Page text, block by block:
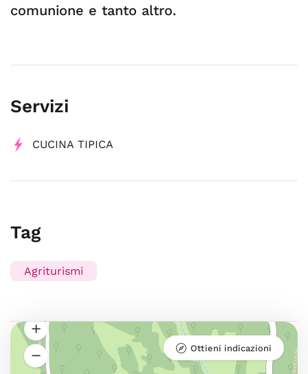
comunione e tanto altro.
Servizi
CUCINA TIPICA
Tag
Agriturismi
Ottieni indicazioni